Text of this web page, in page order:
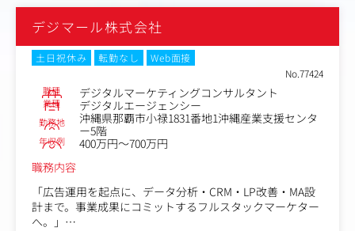
デジマール株式会社
土日祝休み 転勤なし
Web面接
No.77424
職種 デジタルマーケティングコンサルタント
業種 デジタルエージェンシー
勤務地
沖縄県那覇市小禄1831番地1沖縄産業支援センタ
ー5階
年収例
400万円～700万円
職務内容
「広告運用を起点に、データ分析・CRM・LP改善・MA設
計まで。事業成果にコミットするフルスタックマーケター
へ。」